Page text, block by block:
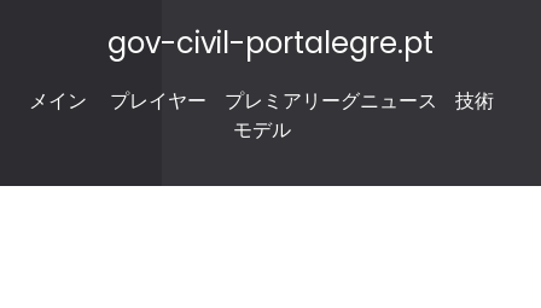
gov-civil-portalegre.pt
メイン プレイヤー プレミアリーグニュース
技術
モデル